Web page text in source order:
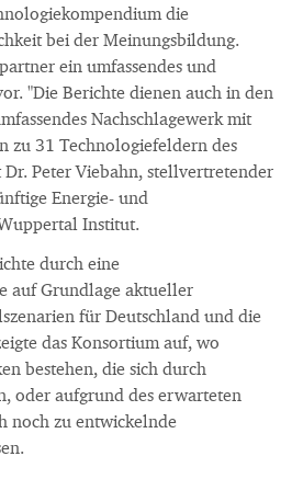
die
bei der Meinungsbildung.
ein umfassendes und
"Die Berichte dienen auch in den
Nachschlagewerk mit
zu 31 Technologiefeldern des
Peter Viebahn, stellvertretender
Energie- und
Institut.
durch eine
auf Grundlage aktueller
für Deutschland und die
das Konsortium auf, wo
bestehen, die sich durch
oder aufgrund des erwarteten
noch zu entwickelnde